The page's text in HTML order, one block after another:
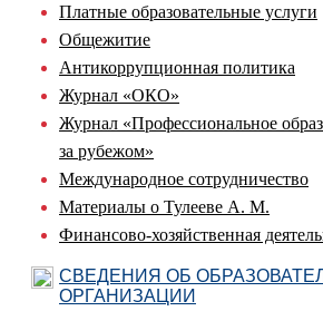
Платные образовательные услуги
Общежитие
Антикоррупционная политика
Журнал «ОКО»
Журнал «Профессиональное
за рубежом»
Международное сотрудничество
Материалы о Тулееве А. М.
Финансово-хозяйственная
СВЕДЕНИЯ ОБ
ОРГАНИЗАЦИИ